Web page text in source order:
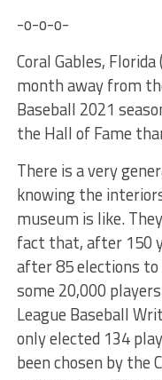
-o-o-o-
Coral Gables,
month away from
Baseball 2021
the Hall of Fame
There is a very
knowing the
museum is like.
fact that, after 150
after 85 elections
some 20,000
League Baseball
only elected 134
been chosen by the